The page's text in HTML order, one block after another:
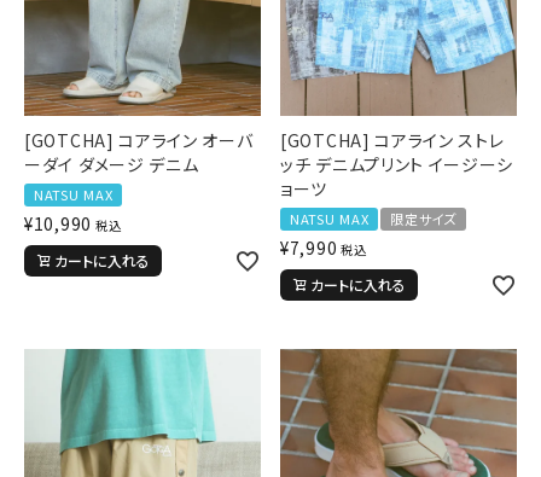
[GOTCHA] コアライン オーバ
ーダイ ダメージ デニム
NATSU MAX
¥10,990 税込
カートに入れる
[GOTCHA] コアライン ストレ
ッチ デニムプリント イージーシ
ョーツ
NATSU MAX 限定サイズ
¥7,990 税込
カートに入れる